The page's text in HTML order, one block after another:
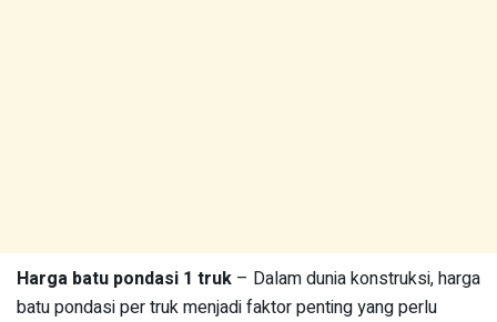
Harga batu pondasi 1 truk – Dalam dunia konstruksi, harga
batu pondasi per truk menjadi faktor penting yang perlu